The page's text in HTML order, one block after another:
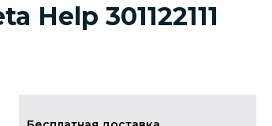
Help 301122111